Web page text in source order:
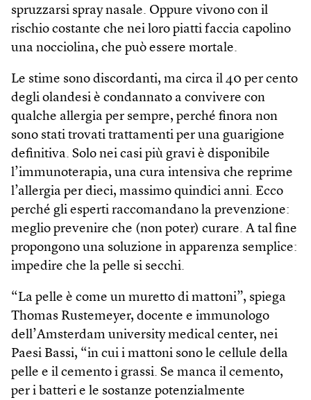
spruzzarsi spray nasale. Oppure vivono con il
rischio costante che nei loro piatti faccia capolino
una nocciolina, che può essere mortale.
Le stime sono discordanti, ma circa il 40 per cento
degli olandesi è condannato a convivere con
qualche allergia per sempre, perché finora non
sono stati trovati trattamenti per una guarigione
definitiva. Solo nei casi più gravi è disponibile
l’immunoterapia, una cura intensiva che reprime
l’allergia per dieci, massimo quindici anni. Ecco
perché gli esperti raccomandano la prevenzione:
meglio prevenire che (non poter) curare. A tal fine
propongono una soluzione in apparenza semplice:
impedire che la pelle si secchi.
“La pelle è come un muretto di mattoni”, spiega
Thomas Rustemeyer, docente e immunologo
dell’Amsterdam university medical center, nei
Paesi Bassi, “in cui i mattoni sono le cellule della
pelle e il cemento i grassi. Se manca il cemento,
per i batteri e le sostanze potenzialmente